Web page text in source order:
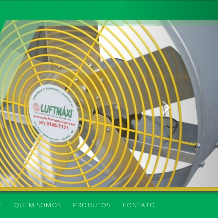
QUEM SOMOS PRODUTOS CONTATO